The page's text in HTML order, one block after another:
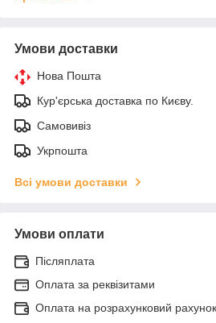
Умови доставки
Нова Пошта
Кур'єрська доставка по Києву.
Самовивіз
Укрпошта
Всі умови доставки
Умови оплати
Післяплата
Оплата за реквізитами
Оплата на розрахунковий